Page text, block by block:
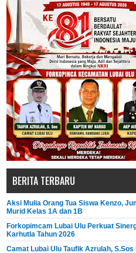
BERITA TERBARU
Aksi Mulia Orang Tua Siswa Kenzo,
Murid Kelas 1A dan 1B
Forkopimcam Lubai Ulu Perkuat
Karhutla Tahun 2026
Camat Lubai Ulu Taufik Azrulah,